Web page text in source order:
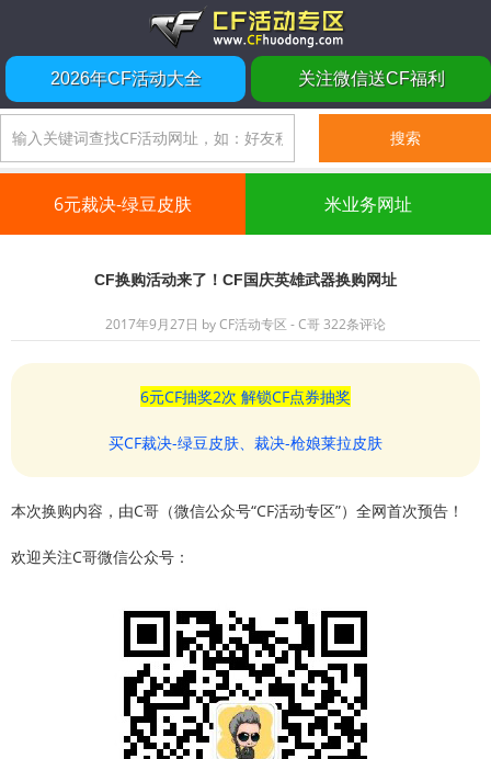
2026年CF活动大全 关注微信送CF福利
6元裁决-绿豆皮肤 米业务网址
CF换购活动来了！CF国庆英雄武器换购网址
2017年9月27日 byCF活动专区 - C哥322条评论
6元CF抽奖2次 解锁CF点券抽奖
买CF裁决-绿豆皮肤、裁决-枪娘莱拉皮肤
本次换购内容，由C哥（微信公众号“CF活动专区”）全网首次预告！
欢迎关注C哥微信公众号：